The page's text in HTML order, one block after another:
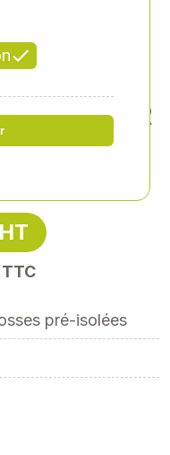
ET A SER
pré-isolées